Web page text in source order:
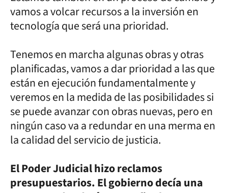
vamos a volcar recursos a la inversión en
tecnología que será una prioridad.
Tenemos en marcha algunas obras y otras
planificadas, vamos a dar prioridad a las que
están en ejecución fundamentalmente y
veremos en la medida de las posibilidades si
se puede avanzar con obras nuevas, pero en
ningún caso va a redundar en una merma en
la calidad del servicio de justicia.
El Poder Judicial hizo reclamos
presupuestarios. El gobierno decía una